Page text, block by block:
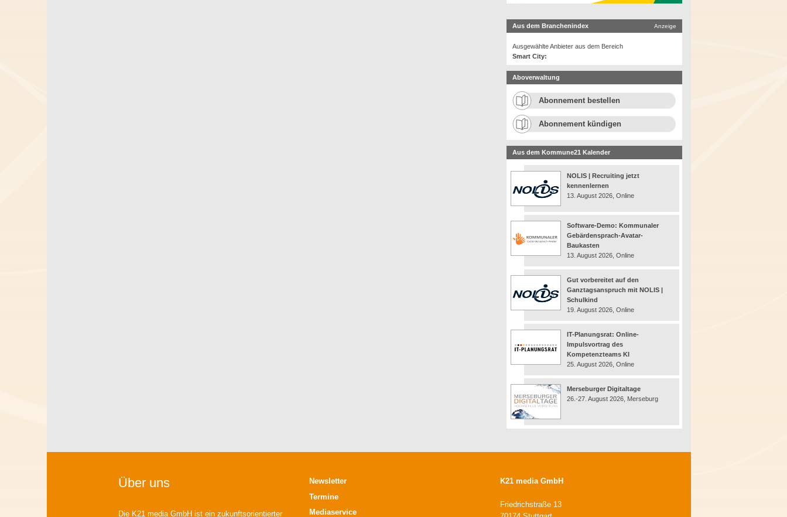
Aus dem Branchenindex Anzeige
Ausgewählte Anbieter aus dem Bereich
Smart City:
Aboverwaltung
Abonnement bestellen
Abonnement kündigen
Aus dem Kommune21 Kalender
NOLIS | Recruiting jetzt
kennenlernen
13. August 2026, Online
Software-Demo: Kommunaler
Gebärdensprach-Avatar-
Baukasten
13. August 2026, Online
Gut vorbereitet auf den
Ganztagsanspruch mit NOLIS |
Schulkind
19. August 2026, Online
IT-Planungsrat: Online-
Impulsvortrag des
Kompetenzteams KI
25. August 2026, Online
Merseburger Digitaltage
26.-27. August 2026, Merseburg
Über uns
Die K21 media GmbH ist ein zukunftsorientierter
Newsletter
Termine
Mediaservice
K21 media GmbH
Friedrichstraße 13